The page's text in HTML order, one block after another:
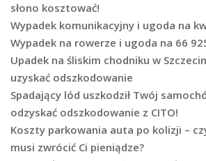
słono kosztować!
Wypadek komunikacyjny i ugoda na
Wypadek na rowerze i ugoda na 66
Upadek na śliskim chodniku w
uzyskać odszkodowanie
Spadający lód uszkodził Twój
odzyskać odszkodowanie z CITO!
Koszty parkowania auta po kolizji –
musi zwrócić Ci pieniądze?